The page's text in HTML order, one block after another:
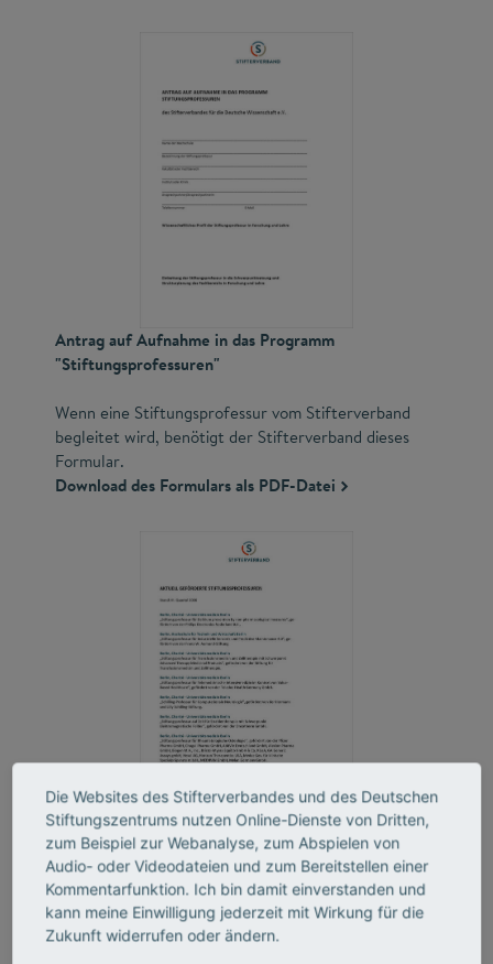
Antrag auf Aufnahme in das Programm
"Stiftungsprofessuren"
Wenn eine Stiftungsprofessur vom Stifterverband
begleitet wird, benötigt der Stifterverband dieses
Formular.
Download des Formulars als PDF-Datei
Aktuell geförderte Stiftungsprofessuren
Übersicht über alle derzeit vom Stifterverband
geförderten Stiftungsprofessuren, alphabetisch nach
Hochschulstandorten sortiert (Stand: III. Quartal 2026)
Die Websites des Stifterverbandes und des Deutschen
Stiftungszentrums nutzen Online-Dienste von Dritten,
zum Beispiel zur Webanalyse, zum Abspielen von
Audio- oder Videodateien und zum Bereitstellen einer
Kommentarfunktion. Ich bin damit einverstanden und
kann meine Einwilligung jederzeit mit Wirkung für die
Zukunft widerrufen oder ändern.